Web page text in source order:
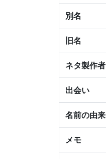
別名
旧名
ネタ製作者
出会い
名前の由来
メモ